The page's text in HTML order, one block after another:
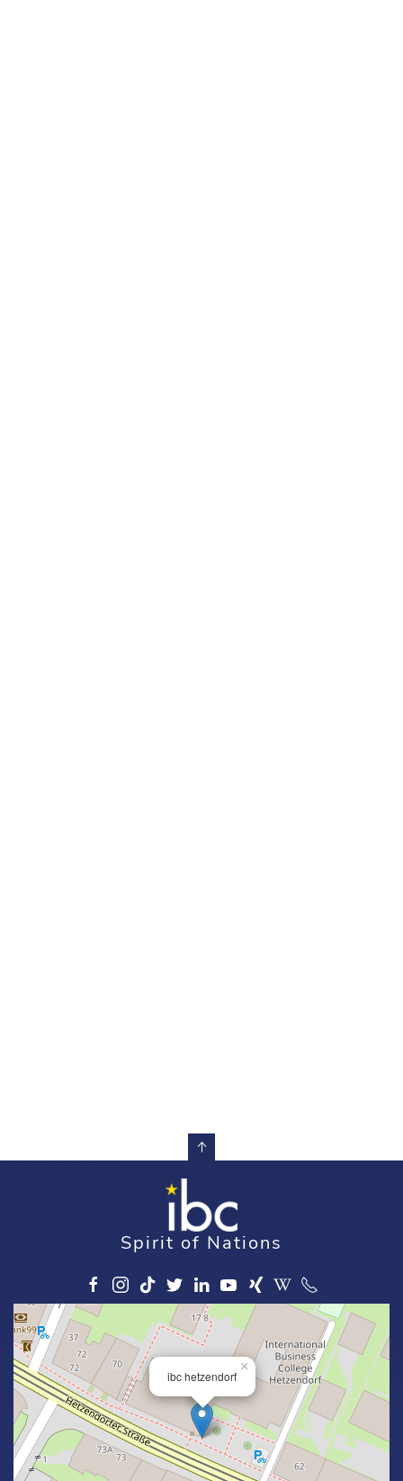
Spirit of Nations
ibc hetzendorf
×